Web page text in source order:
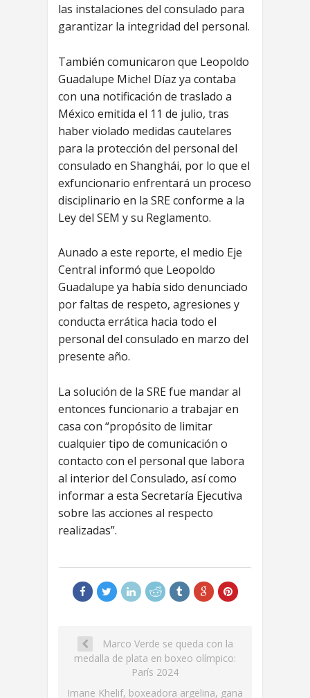
las instalaciones del consulado para
garantizar la integridad del personal.
También comunicaron que Leopoldo
Guadalupe Michel Díaz ya contaba
con una notificación de traslado a
México emitida el 11 de julio, tras
haber violado medidas cautelares
para la protección del personal del
consulado en Shanghái, por lo que el
exfuncionario enfrentará un proceso
disciplinario en la SRE conforme a la
Ley del SEM y su Reglamento.
Aunado a este reporte, el medio Eje
Central informó que Leopoldo
Guadalupe ya había sido denunciado
por faltas de respeto, agresiones y
conducta errática hacia todo el
personal del consulado en marzo del
presente año.
La solución de la SRE fue mandar al
entonces funcionario a trabajar en
casa con “propósito de limitar
cualquier tipo de comunicación o
contacto con el personal que labora
al interior del Consulado, así como
informar a esta Secretaría Ejecutiva
sobre las acciones al respecto
realizadas”.
Marco Verde se queda con la
medalla de plata en boxeo olímpico:
París 2024
Imane Khelif, boxeadora argelina, gana